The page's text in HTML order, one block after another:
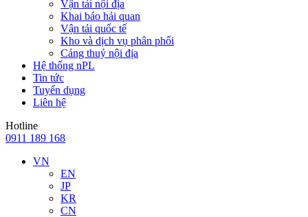
Vận tải nội địa
Khai báo hải quan
Vận tải quốc tế
Kho và dịch vụ phân phối
Cảng thuỷ nội địa
Hệ thống nPL
Tin tức
Tuyển dụng
Liên hệ
Hotline
0911 189 168
VN
EN
JP
KR
CN